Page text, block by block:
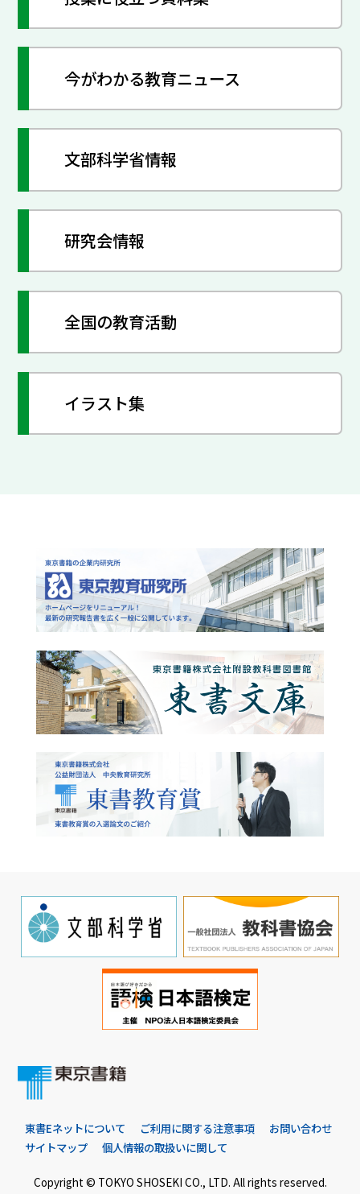
今がわかる教育ニュース
文部科学省情報
研究会情報
全国の教育活動
イラスト集
東書Eネットについて ご利用に関する注意事項
お問い合わせ
サイトマップ
個人情報の取扱いに関して
Copyright © TOKYO SHOSEKI CO., LTD. All rights reserved.